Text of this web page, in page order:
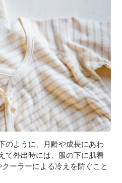
のように、月齢や成長にあわ
て外出時には、服の下に肌着
ーラーによる冷えを防ぐこと